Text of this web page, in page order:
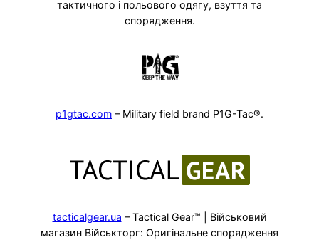
тактичного і польового одягу, взуття та
спорядження.
p1gtac.com – Military field brand P1G-Tac®.
tacticalgear.ua – Tactical Gear™ | Військовий
магазин Військторг: Оригінальне спорядження